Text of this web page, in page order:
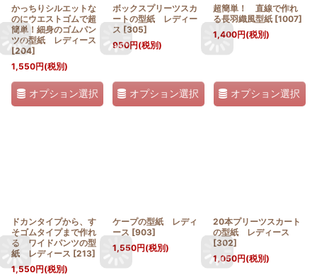
かっちりシルエットな
のにウエストゴムで超
簡単！細身のゴムパン
ツの型紙 レディース
[204]
1,550円(税別)
オプション選択
ボックスプリーツスカ
ートの型紙 レディー
ス [305]
950円(税別)
オプション選択
超簡単！ 直線で作れ
る長羽織風型紙 [1007]
1,400円(税別)
オプション選択
ドカンタイプから、す
そゴムタイプまで作れ
る ワイドパンツの型
紙 レディース [213]
1,550円(税別)
ケープの型紙 レディ
ース [903]
1,550円(税別)
20本プリーツスカート
の型紙 レディース
[302]
1,050円(税別)